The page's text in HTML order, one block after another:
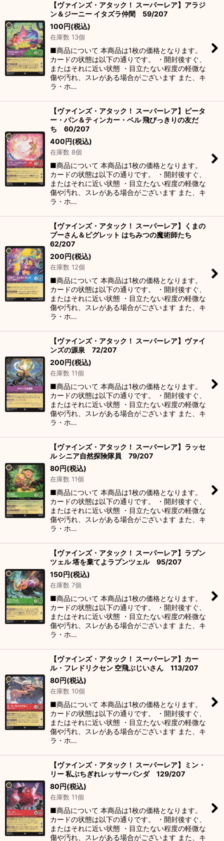
【ヴァインズ・アタック！ スーパーレア】アラジ
ン＆ジーニー イタズラ仲間 59/207
100円(税込)
在庫数 13個
■商品について 本商品は1枚の価格となります。
カードの状態は以下の通りです。 ・開封後すぐ、
またはそれに近い状態 ・目立たない程度の軽微な
傷や汚れ、スレがある場合がございます また、キ
ラ・ホ…
【ヴァインズ・アタック！ スーパーレア】ピータ
ー・パン＆ティンカー・ベル 飛びっきりの友だ
ち 60/207
400円(税込)
在庫数 8個
■商品について 本商品は1枚の価格となります。
カードの状態は以下の通りです。 ・開封後すぐ、
またはそれに近い状態 ・目立たない程度の軽微な
傷や汚れ、スレがある場合がございます また、キ
ラ・ホ…
【ヴァインズ・アタック！ スーパーレア】くまの
プーさん＆ピグレット はちみつの魔術師たち
62/207
200円(税込)
在庫数 12個
■商品について 本商品は1枚の価格となります。
カードの状態は以下の通りです。 ・開封後すぐ、
またはそれに近い状態 ・目立たない程度の軽微な
傷や汚れ、スレがある場合がございます また、キ
ラ・ホ…
【ヴァインズ・アタック！ スーパーレア】ヴァイ
ンズの源泉 72/207
200円(税込)
在庫数 11個
■商品について 本商品は1枚の価格となります。
カードの状態は以下の通りです。 ・開封後すぐ、
またはそれに近い状態 ・目立たない程度の軽微な
傷や汚れ、スレがある場合がございます また、キ
ラ・ホ…
【ヴァインズ・アタック！ スーパーレア】ラッセ
ル シニア自然探険隊員 79/207
80円(税込)
在庫数 11個
■商品について 本商品は1枚の価格となります。
カードの状態は以下の通りです。 ・開封後すぐ、
またはそれに近い状態 ・目立たない程度の軽微な
傷や汚れ、スレがある場合がございます また、キ
ラ・ホ…
【ヴァインズ・アタック！ スーパーレア】ラプン
ツェル 塔を棄てよラプンツェル 95/207
150円(税込)
在庫数 7個
■商品について 本商品は1枚の価格となります。
カードの状態は以下の通りです。 ・開封後すぐ、
またはそれに近い状態 ・目立たない程度の軽微な
傷や汚れ、スレがある場合がございます また、キ
ラ・ホ…
【ヴァインズ・アタック！ スーパーレア】カー
ル・フレドリクセン 空飛ぶじいさん 113/207
80円(税込)
在庫数 10個
■商品について 本商品は1枚の価格となります。
カードの状態は以下の通りです。 ・開封後すぐ、
またはそれに近い状態 ・目立たない程度の軽微な
傷や汚れ、スレがある場合がございます また、キ
ラ・ホ…
【ヴァインズ・アタック！ スーパーレア】ミン・
リー 私ぶちぎれレッサーパンダ 129/207
80円(税込)
在庫数 11個
■商品について 本商品は1枚の価格となります。
カードの状態は以下の通りです。 ・開封後すぐ、
またはそれに近い状態 ・目立たない程度の軽微な
傷や汚れ、スレがある場合がございます また、キ